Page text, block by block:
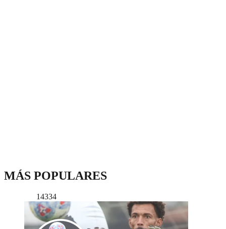
MÁS POPULARES
14334